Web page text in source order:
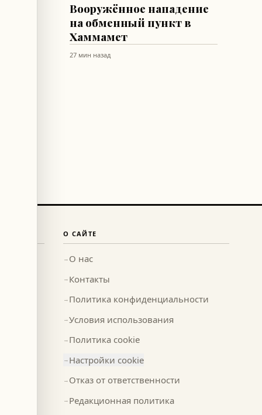
Вооружённое нападение
на обменный пункт в
Хаммамет
27 мин назад
О САЙТЕ
→ О нас
→ Контакты
→ Политика конфиденциальности
→Условия использования
→ Политика cookie
→ Настройки cookie
→ Отказ от ответственности
→ Редакционная политика